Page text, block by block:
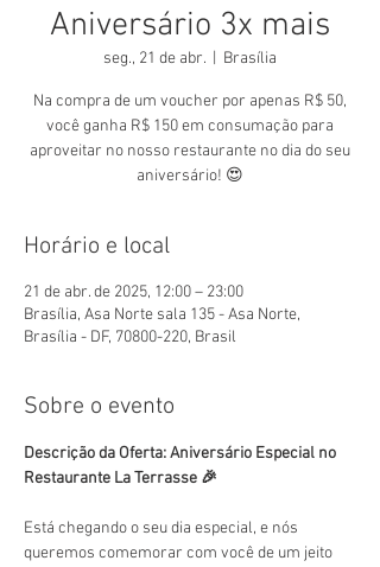
Aniversário 3x mais
seg., 21 de abr. Brasília
Na compra de um voucher por apenas R$ 50,
você ganha R$ 150 em consumação para
aproveitar no nosso restaurante no dia do seu
aniversário! 😍
Horário e local
21 de abr. de 2025, 12:00 – 23:00
Brasília, Asa Norte sala 135 - Asa Norte,
Brasília - DF, 70800-220, Brasil
Sobre o evento
Descrição da Oferta: Aniversário Especial no
Restaurante La Terrasse 🎉
Está chegando o seu dia especial, e nós
queremos comemorar com você de um jeito